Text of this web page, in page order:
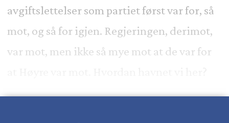
avgiftslettelser som partiet først var for, så
mot, og så for igjen. Regjeringen, derimot,
var mot, men ikke så mye mot at de var for